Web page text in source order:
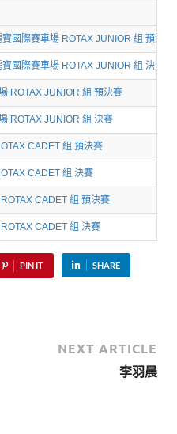
國際賽車場 ROTAX JUNIOR 組 預決賽
國際賽車場 ROTAX JUNIOR 組 決賽
ROTAX JUNIOR 組 預決賽
ROTAX JUNIOR 組 決賽
CADET 組 預決賽
CADET 組 決賽
CADET 組 預決賽
CADET 組 決賽
PIN IT SHARE
NEXT ARTICLE
李羽晨